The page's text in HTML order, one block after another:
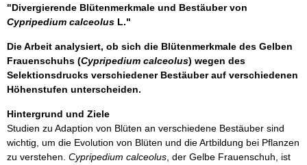
"Divergierende Blütenmerkmale und Bestäuber von
Cypripedium calceolus L."
Die Arbeit analysiert, ob sich die Blütenmerkmale des Gelben
Frauenschuhs (Cypripedium calceolus) wegen des
Selektionsdrucks verschiedener Bestäuber auf verschiedenen
Höhenstufen unterscheiden.
Hintergrund und Ziele
Studien zu Adaption von Blüten an verschiedene Bestäuber sind
wichtig, um die Evolution von Blüten und die Artbildung bei Pflanzen
zu verstehen. Cypripedium calceolus, der Gelbe Frauenschuh, ist